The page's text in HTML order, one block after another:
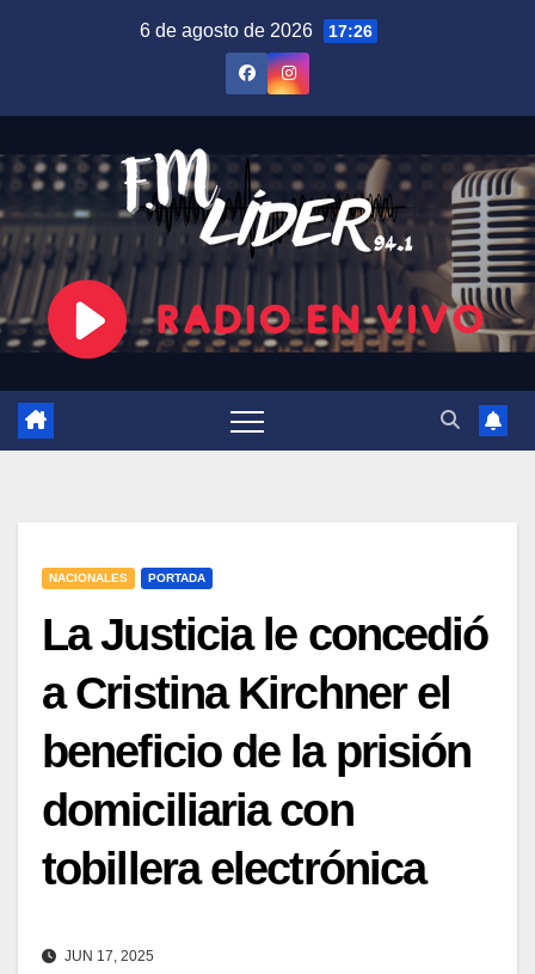
6 de agosto de 2026 17:26
NACIONALES PORTADA
La Justicia le concedió
a Cristina Kirchner el
beneficio de la prisión
domiciliaria con
tobillera electrónica
JUN 17, 2025